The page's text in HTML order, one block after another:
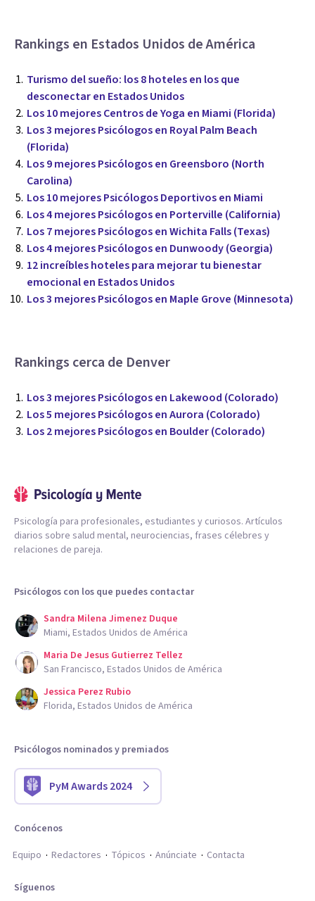
Rankings en Estados Unidos de América
Turismo del sueño: los 8 hoteles en los que
desconectar en Estados Unidos
Los 10 mejores Centros de Yoga en Miami (Florida)
Los 3 mejores Psicólogos en Royal Palm Beach
(Florida)
Los 9 mejores Psicólogos en Greensboro (North
Carolina)
Los 10 mejores Psicólogos Deportivos en Miami
Los 4 mejores Psicólogos en Porterville (California)
Los 7 mejores Psicólogos en Wichita Falls (Texas)
Los 4 mejores Psicólogos en Dunwoody (Georgia)
12 increíbles hoteles para mejorar tu bienestar
emocional en Estados Unidos
Los 3 mejores Psicólogos en Maple Grove (Minnesota)
Rankings cerca de Denver
Los 3 mejores Psicólogos en Lakewood (Colorado)
Los 5 mejores Psicólogos en Aurora (Colorado)
Los 2 mejores Psicólogos en Boulder (Colorado)
Psicología para profesionales, estudiantes y curiosos. Artículos
diarios sobre salud mental, neurociencias, frases célebres y
relaciones de pareja.
Psicólogos con los que puedes contactar
Sandra Milena Jimenez Duque
Miami, Estados Unidos de América
Maria De Jesus Gutierrez Tellez
San Francisco, Estados Unidos de América
Jessica Perez Rubio
Florida, Estados Unidos de América
Psicólogos nominados y premiados
PyM Awards 2024
Conócenos
Equipo
Redactores Tópicos Anúnciate Contacta
Síguenos